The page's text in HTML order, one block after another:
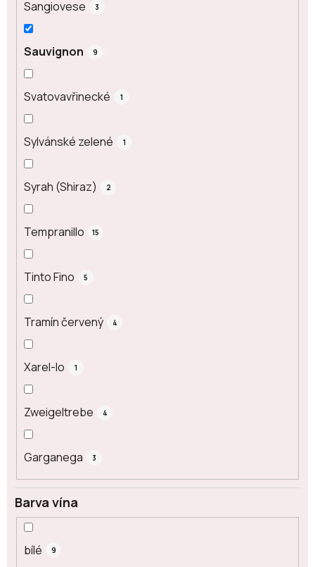
Sangiovese 3
Sauvignon 9
Svatovavřinecké 1
Sylvánské zelené 1
Syrah (Shiraz) 2
Tempranillo 15
Tinto Fino 5
Tramín červený 4
Xarel-lo 1
Zweigeltrebe 4
Garganega 3
Barva vína
bílé 9